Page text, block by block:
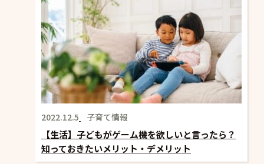
2022.12.5 子育て情報
【生活】子どもがゲーム機を欲しいと言ったら？
知っておきたいメリット・デメリット